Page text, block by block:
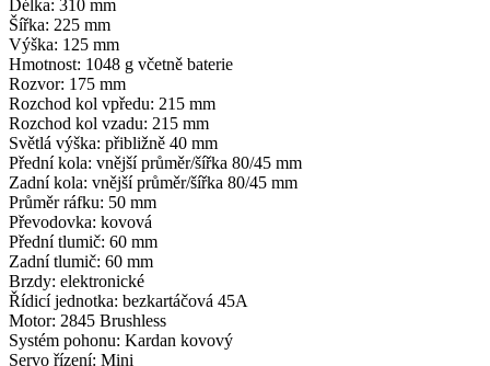
Délka: 310 mm
Šířka: 225 mm
Výška: 125 mm
Hmotnost: 1048 g včetně baterie
Rozvor: 175 mm
Rozchod kol vpředu: 215 mm
Rozchod kol vzadu: 215 mm
Světlá výška: přibližně 40 mm
Přední kola: vnější průměr/šířka 80/45 mm
Zadní kola: vnější průměr/šířka 80/45 mm
Průměr ráfku: 50 mm
Převodovka: kovová
Přední tlumič: 60 mm
Zadní tlumič: 60 mm
Brzdy: elektronické
Řídicí jednotka: bezkartáčová 45A
Motor: 2845 Brushless
Systém pohonu: Kardan kovový
Servo řízení: Mini